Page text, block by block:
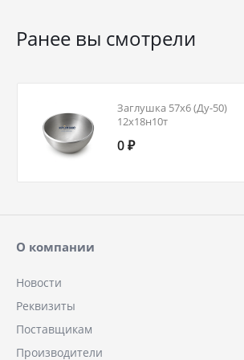
Ранее вы смотрели
Заглушка 57х6 (Ду-50)
12х18н10т
17379
0 ₽
О компании
Новости
Реквизиты
Поставщикам
Производители